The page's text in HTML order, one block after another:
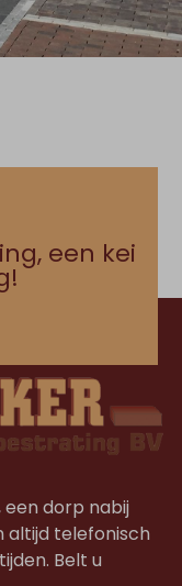
een kei
een dorp nabij
altijd telefonisch
Belt u